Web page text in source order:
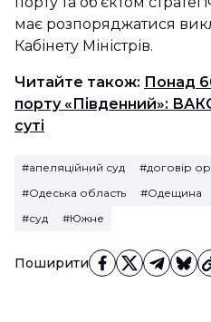
Поширити
має розпоряджатися
Кабінету Міністрів.
Читайте також: Понад
порту «Південний»:
суті
#апеляційний суд #договір
#Одеська область
#Одещина
#суд
#Южне